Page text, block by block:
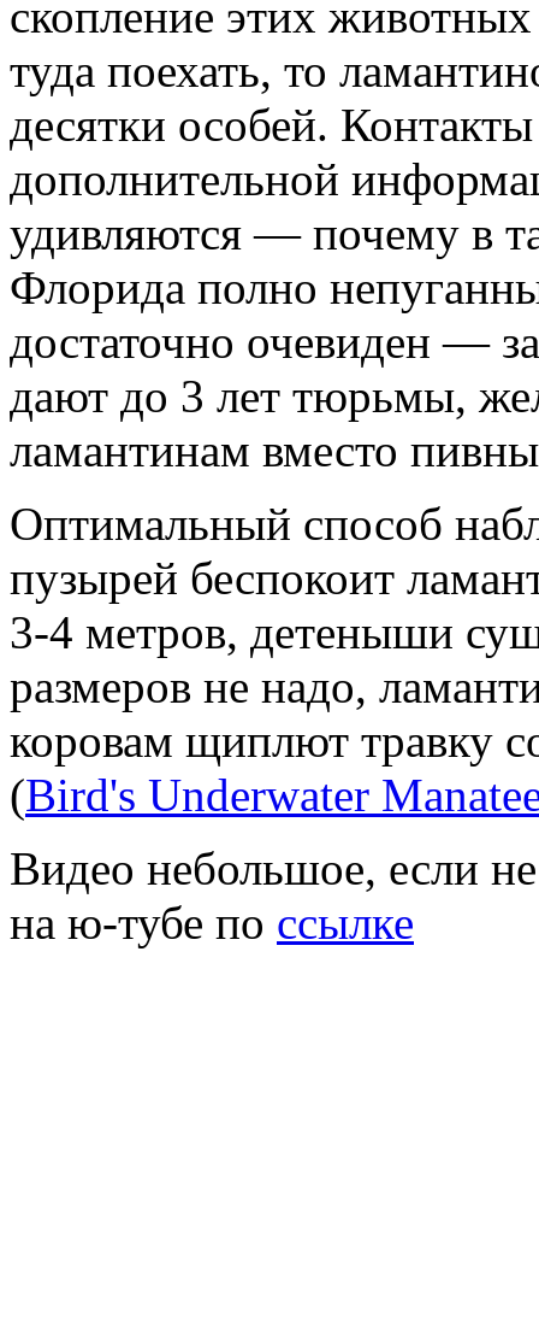
скопление этих
туда поехать, то
десятки особей.
дополнительной
удивляются — почему в
Флорида полно
достаточно очевиден —
дают до 3 лет тюрьмы,
ламантинам вместо
Оптимальный способ
пузырей беспокоит
3-4 метров, детеныши
размеров не надо,
коровам щиплют травку
(Bird's Underwater
Видео небольшое, если
на ю-тубе по ссылке